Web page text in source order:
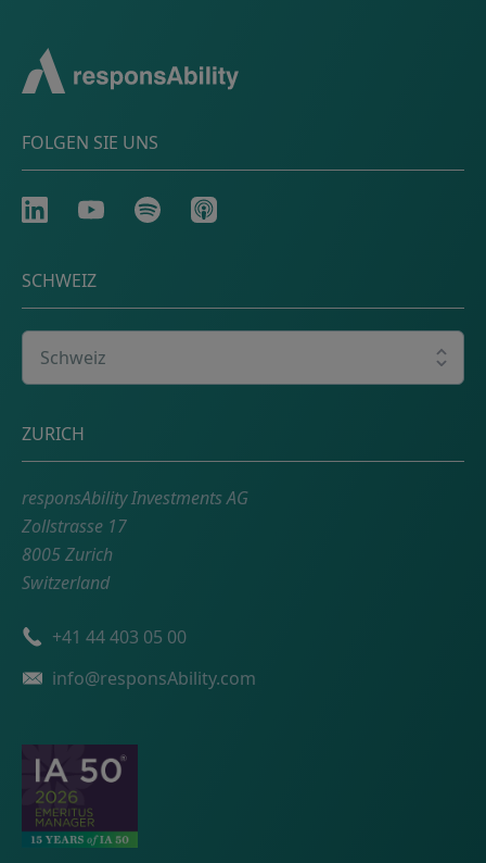
FOLGEN SIE UNS
LinkedInYoutubeSpotify Apple
SCHWEIZ
Adresse
ZURICH
responsAbility Investments AG
Zollstrasse 17
8005 Zurich
Switzerland
Telefonnummer
+41 44 403 05 00
Emailinfo@responsAbility.com